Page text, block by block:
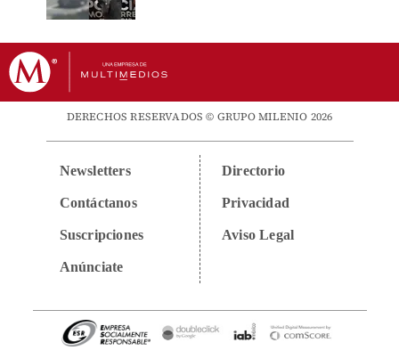
DERECHOS RESERVADOS © GRUPO MILENIO 2026
Newsletters
Contáctanos
Suscripciones
Anúnciate
Directorio
Privacidad
Aviso Legal